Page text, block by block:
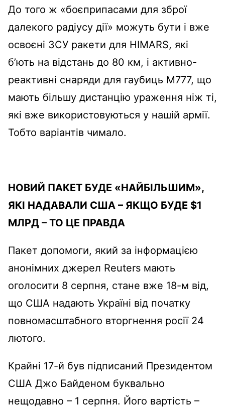
До того ж «боєприпасами для зброї
далекого радіусу дії» можуть бути і вже
освоєні ЗСУ ракети для HIMARS, які
б’ють на відстань до 80 км, і активно-
реактивні снаряди для гаубиць М777, що
мають більшу дистанцію ураження ніж ті,
які вже використовуються у нашій армії.
Тобто варіантів чимало.
НОВИЙ ПАКЕТ БУДЕ «НАЙБІЛЬШИМ»,
ЯКІ НАДАВАЛИ США – ЯКЩО БУДЕ $1
МЛРД – ТО ЦЕ ПРАВДА
Пакет допомоги, який за інформацією
анонімних джерел Reuters мають
оголосити 8 серпня, стане вже 18-м від,
що США надають Україні від початку
повномасштабного вторгнення росії 24
лютого.
Крайні 17-й був підписаний Президентом
США Джо Байденом буквально
нещодавно – 1 серпня. Його вартість –